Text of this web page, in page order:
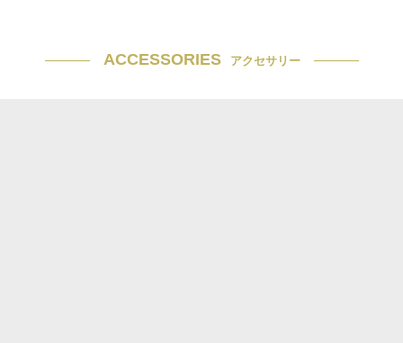
ACCESSORIES アクセサリー